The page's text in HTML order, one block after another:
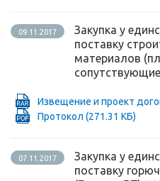
09.11.2017
Закупка у
поставку
материалов
Извещение и проект
Протокол (271.31 КБ)
07.11.2017
Закупка у
поставку